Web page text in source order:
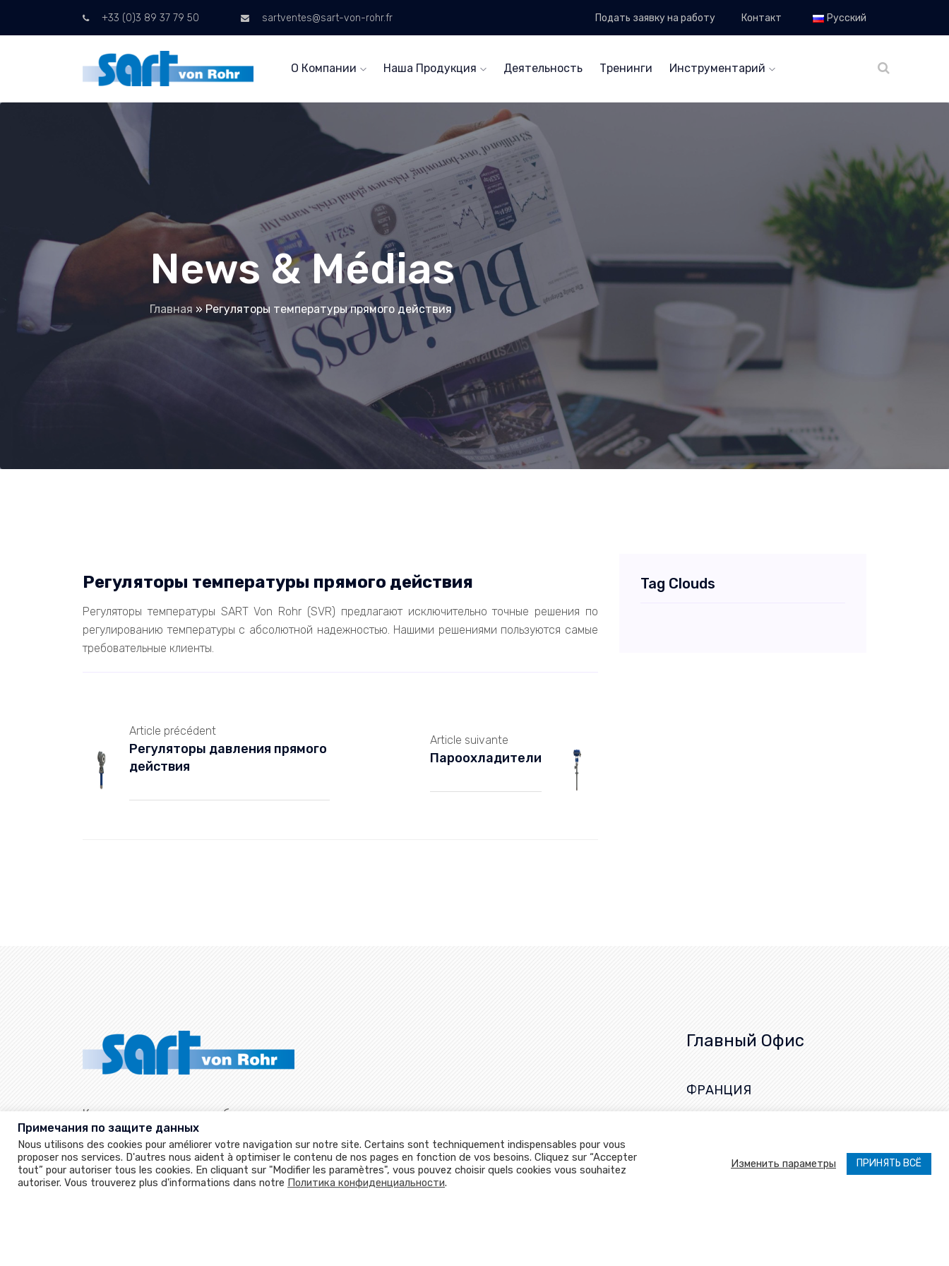
+33 (0)3 89 37 79 50 sartventes@sart-von-rohr.fr Подать заявку на работу Контакт Русский
О Компании Наша Продукция Деятельность Тренинги Инструментарий
News & Médias
Главная»Регуляторы температуры прямого действия
Регуляторы температуры прямого действия
Регуляторы температуры SART Von Rohr (SVR) предлагают исключительно точные решения по
регулированию температуры с абсолютной надежностью. Нашими решениями пользуются самые
требовательные клиенты.
Article précédent
Регуляторы давления прямого
действия
Article suivante
Пароохладители
Tag Clouds
Качество и опыт на службе наших клиентов
более 90 лет.
Главный Офис
ФРАНЦИЯ
+33 (0)3 89 37 79 50
Примечания по защите данных
Nous utilisons des cookies pour améliorer votre navigation sur notre site. Certains sont techniquement indispensables pour vous
proposer nos services. D'autres nous aident à optimiser le contenu de nos pages en fonction de vos besoins. Cliquez sur “Accepter
tout” pour autoriser tous les cookies. En cliquant sur "Modifier les paramètres", vous pouvez choisir quels cookies vous souhaitez
autoriser. Vous trouverez plus d'informations dans notre Политика конфиденциальности.
Изменить параметры ПРИНЯТЬ ВСЁ